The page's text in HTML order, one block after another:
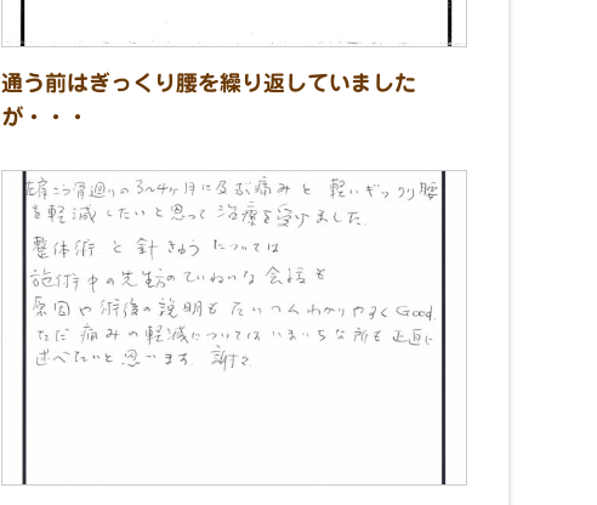
通う前はぎっくり腰を繰り返していました
が・・・